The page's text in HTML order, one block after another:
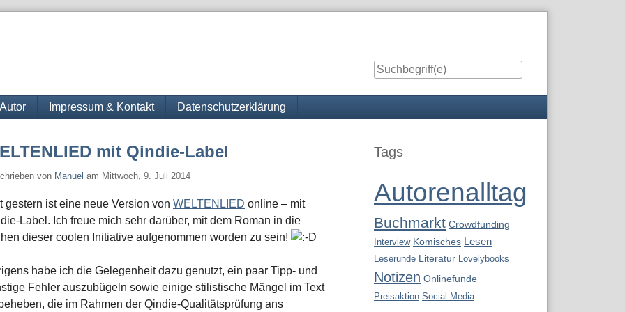
Autor Impressum & Kontakt Datenschutzerklärung
mit Qindie-Label
von Manuel am Mittwoch, 9. Juli 2014
gestern ist eine neue Version von WELTENLIED online – mit
Label. Ich freue mich sehr darüber, mit dem Roman in die
dieser coolen Initiative aufgenommen worden zu sein!
habe ich die Gelegenheit dazu genutzt, ein paar Tipp- und
Fehler auszubügeln sowie einige stilistische Mängel im Text
die im Rahmen der Qindie-Qualitätsprüfung ans
Seitenleiste
Tags
Autorenalltag
Buchmarkt Crowdfunding
Interview Komisches Lesen
Leserunde Literatur Lovelybooks
Notizen Onlinefunde
Preisaktion Social Media